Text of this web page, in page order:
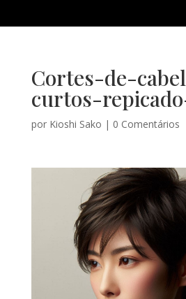
Cortes-de-
curtos-
por Kioshi Sako | 0 Comentários